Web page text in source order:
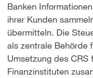
Banken
ihrer Kunden
übermitteln. Die
als zentrale Behörde
Umsetzung des CRS
Finanzinstituten